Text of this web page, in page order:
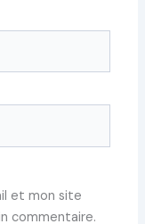
et mon site
commentaire.